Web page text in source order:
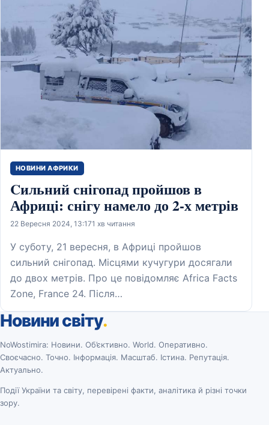
НОВИНИ АФРИКИ
Cильний снігопад пройшов в
Африці: снігу намело до 2-х метрів
22 Вересня 2024, 13:171 хв читання
У суботу, 21 вересня, в Африці пройшов
сильний снігопад. Місцями кучугури досягали
до двох метрів. Про це повідомляє Africa Facts
Zone, France 24. Після…
Новини світу.
NoWostimira: Новини. Об’єктивно. World. Оперативно.
Своєчасно. Точно. Інформація. Масштаб. Істина. Репутація.
Актуально.
Події України та світу, перевірені факти, аналітика й різні точки
зору.